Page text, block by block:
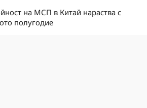
на МСП в Китай нараства с
полугодие